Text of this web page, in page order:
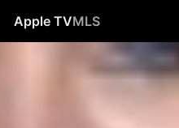
Apple TVMLS